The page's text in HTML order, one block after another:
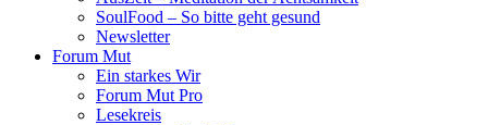
SoulFood – So bitte geht gesund
Newsletter
Forum Mut
Ein starkes Wir
Forum Mut Pro
Lesekreis